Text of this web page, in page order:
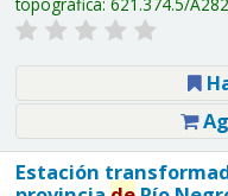
Estación